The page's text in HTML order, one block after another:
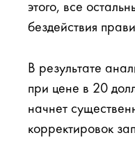
этого, все
бездействия
В результате
при цене в 20
начнет
корректировок